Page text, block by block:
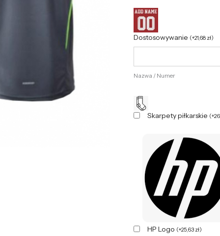
Dostosowywanie (+21,68 zł)
Nazwa / Numer
Skarpety piłkarskie (+
HP Logo (+25,63 zł)